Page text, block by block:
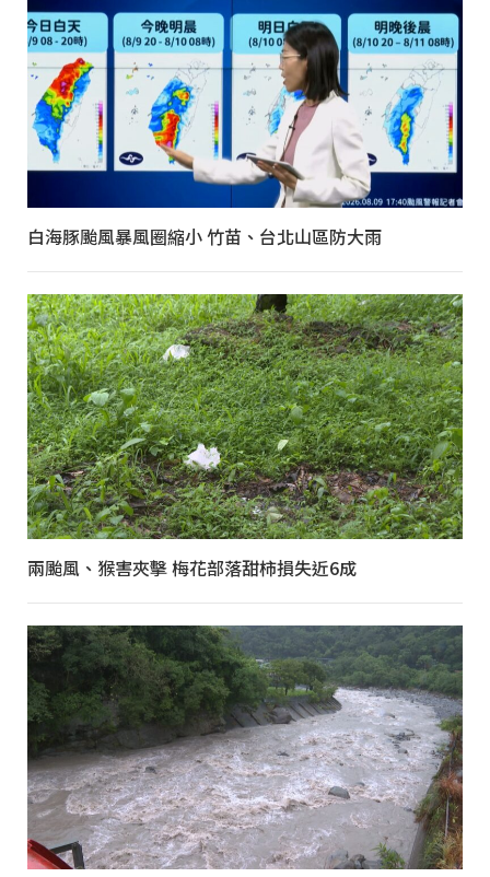
白海豚颱風暴風圈縮小 竹苗、台北山區防大雨
兩颱風、猴害夾擊 梅花部落甜柿損失近6成